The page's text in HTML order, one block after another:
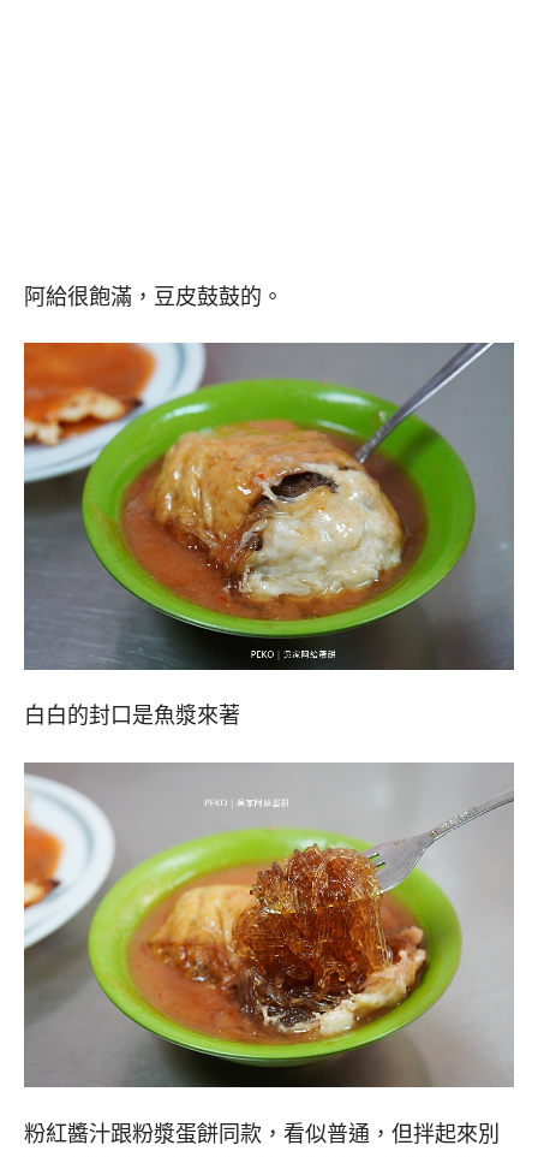
阿給很飽滿，豆皮鼓鼓的。
白白的封口是魚漿來著
粉紅醬汁跟粉漿蛋餅同款，看似普通，但拌起來別